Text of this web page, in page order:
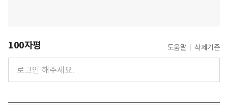
100자평 도움말 삭제기준